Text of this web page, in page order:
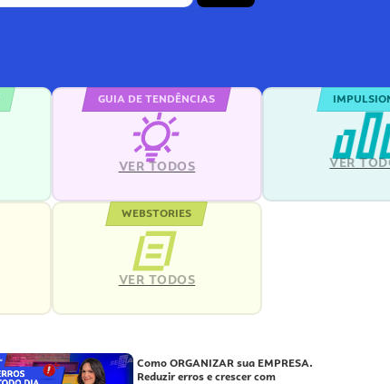
GUIA DE TENDÊNCIAS
VER TODOS VER
WEBSTORIES
VER TODOS
Como ORGANIZAR sua EMPRESA.
Reduzir erros e crescer com